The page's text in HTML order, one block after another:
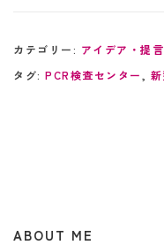
カテゴリー: アイデア・提言
タグ: PCR検査センター ,
ABOUT ME